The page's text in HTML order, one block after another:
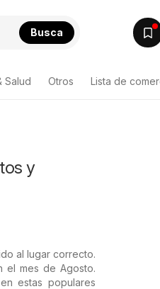
Busca
Salud Otros Lista de
y
al lugar correcto.
el mes de Agosto.
estas populares